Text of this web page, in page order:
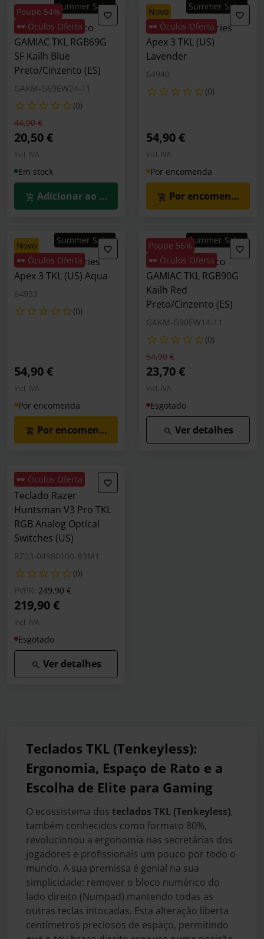
Poupe 54%
🕶️ Óculos Oferta
Summer Sales
Teclado Mecânico
GAMIAC TKL RGB69G
SF Kailh Blue
Preto/Cinzento (ES)
GAKM-G69EW24-11
(0)
Preço reduzido de
44,90 €para
20,50 €
Incl. IVA
Em stock
Adicionar ao Carrinho
novo
🕶️ Óculos Oferta
Summer Sales
Teclado SteelSeries
Apex 3 TKL (US)
Lavender
64940
(0)
54,90 €
Incl. IVA
Por encomenda
Por encomenda
novo
🕶️ Óculos Oferta
Summer Sales
Teclado SteelSeries
Apex 3 TKL (US) Aqua
64933
(0)
54,90 €
Incl. IVA
Por encomenda
Por encomenda
Poupe 56%
🕶️ Óculos Oferta
Summer Sales
Teclado Mecânico
GAMIAC TKL RGB90G
Kailh Red
Preto/Cinzento (ES)
GAKM-G90EW14-11
(0)
Preço reduzido de
54,90 €para
23,70 €
Incl. IVA
Esgotado
Ver detalhes
🕶️ Óculos Oferta
Teclado Razer
Huntsman V3 Pro TKL
RGB Analog Optical
Switches (US)
RZ03-04980100-R3M1
(0)
PVPR: Preço reduzido de
249,90 €para
219,90 €
Incl. IVA
Esgotado
Ver detalhes
Teclados TKL (Tenkeyless):
Ergonomia, Espaço de Rato e a
Escolha de Elite para Gaming
O ecossistema dos teclados TKL (Tenkeyless),
também conhecidos como formato 80%,
revolucionou a ergonomia nas secretárias dos
jogadores e profissionais um pouco por todo o
mundo. A sua premissa é genial na sua
simplicidade: remover o bloco numérico do
lado direito (Numpad) mantendo todas as
outras teclas intocadas. Esta alteração liberta
centímetros preciosos de espaço, permitindo